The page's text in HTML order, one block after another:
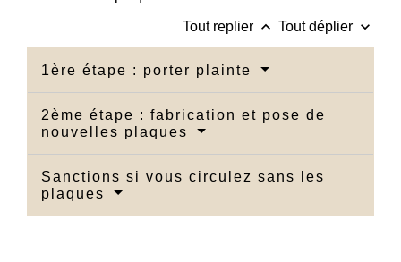
Tout replier keyboard_arrow_up Tout déplier keyboard_arrow_down
1ère étape : porter plainte
2ème étape : fabrication et pose de
nouvelles plaques
Sanctions si vous circulez sans les
plaques